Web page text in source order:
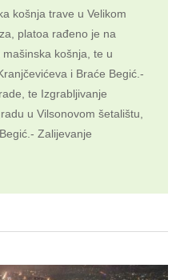
košnja trave u Velikom
platoa rađeno je na
košnja, te u
i Braće Begić.-
te Izgrabljivanje
u Vilsonovom šetalištu,
Zalijevanje